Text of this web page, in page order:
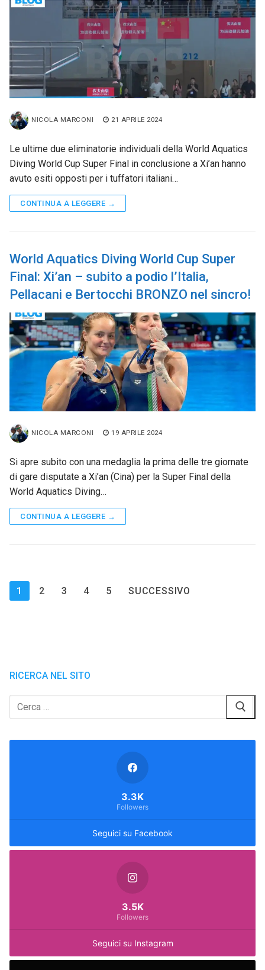
NICOLA MARCONI 21 APRILE 2024
Le ultime due eliminatorie individuali della World Aquatics
Diving World Cup Super Final in conclusione a Xi’an hanno
avuto esiti opposti per i tuffatori italiani…
CONTINUA A LEGGERE →
World Aquatics Diving World Cup Super
Final: Xi’an – subito a podio l’Italia,
Pellacani e Bertocchi BRONZO nel sincro!
NICOLA MARCONI 19 APRILE 2024
Si apre subito con una medaglia la prima delle tre giornate
di gare disputate a Xi’an (Cina) per la Super Final della
World Aquatics Diving…
CONTINUA A LEGGERE →
Paginazione
degli
1 2 3 4 5 SUCCESSIVO
RICERCA NEL SITO
Cerca:
Seguici su Facebook
3.3K
Followers
Seguici su Instagram
3.5K
Followers